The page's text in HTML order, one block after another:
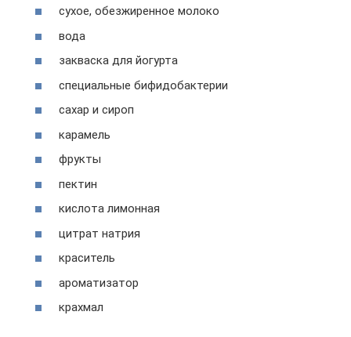
сухое, обезжиренное молоко
вода
закваска для йогурта
специальные бифидобактерии
сахар и сироп
карамель
фрукты
пектин
кислота лимонная
цитрат натрия
краситель
ароматизатор
крахмал